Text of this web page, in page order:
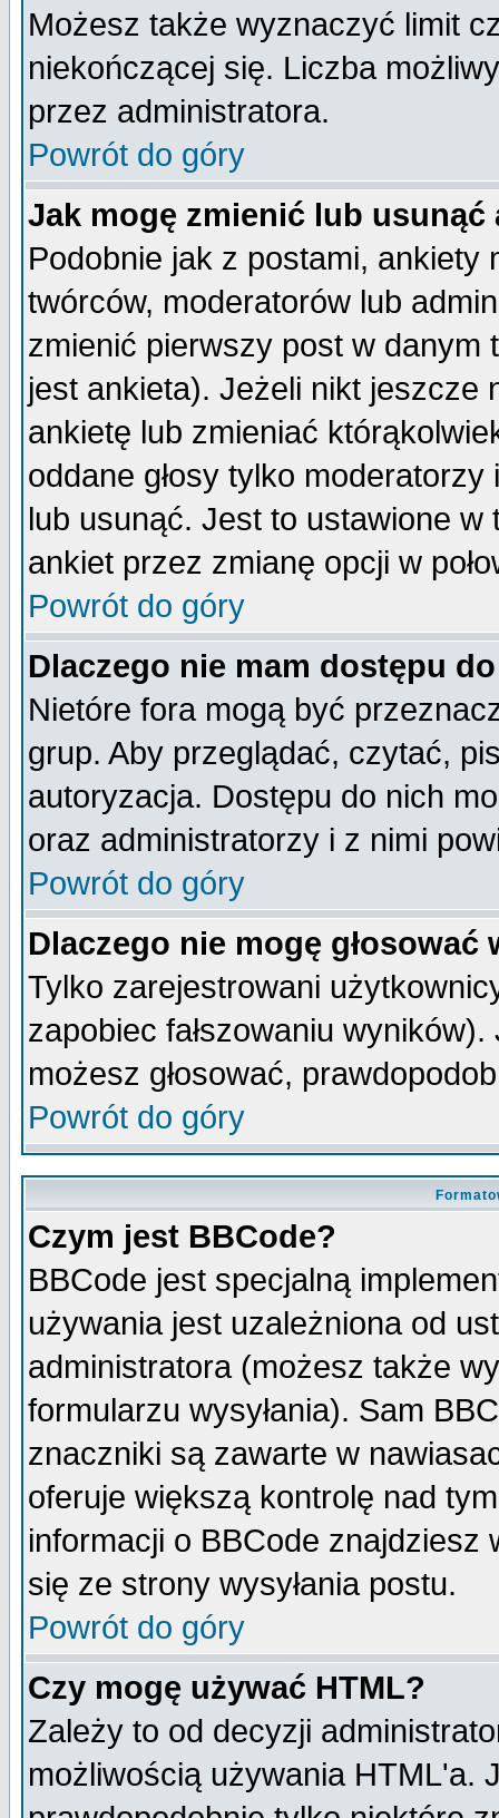
Możesz także wyznaczyć limit
niekończącej się. Liczba
przez administratora.
Powrót do góry
Jak mogę zmienić lub usunąć
Podobnie jak z postami,
twórców, moderatorów lub
zmienić pierwszy post w
jest ankieta). Jeżeli nikt jeszcze
ankietę lub zmieniać
oddane głosy tylko
lub usunąć. Jest to ustawione w
ankiet przez zmianę opcji w
Powrót do góry
Dlaczego nie mam dostępu
Nietóre fora mogą być
grup. Aby przeglądać, czytać,
autoryzacja. Dostępu do nich
oraz administratorzy i z nimi
Powrót do góry
Dlaczego nie mogę głosować
Tylko zarejestrowani
zapobiec fałszowaniu
możesz głosować,
Powrót do góry
Czym jest BBCode?
BBCode jest specjalną
używania jest uzależniona od
administratora (możesz także
formularzu wysyłania). Sam
znaczniki są zawarte w
oferuje większą kontrolę nad
informacji o BBCode
się ze strony wysyłania postu.
Powrót do góry
Czy mogę używać HTML?
Zależy to od decyzji
możliwością używania HTML'a.